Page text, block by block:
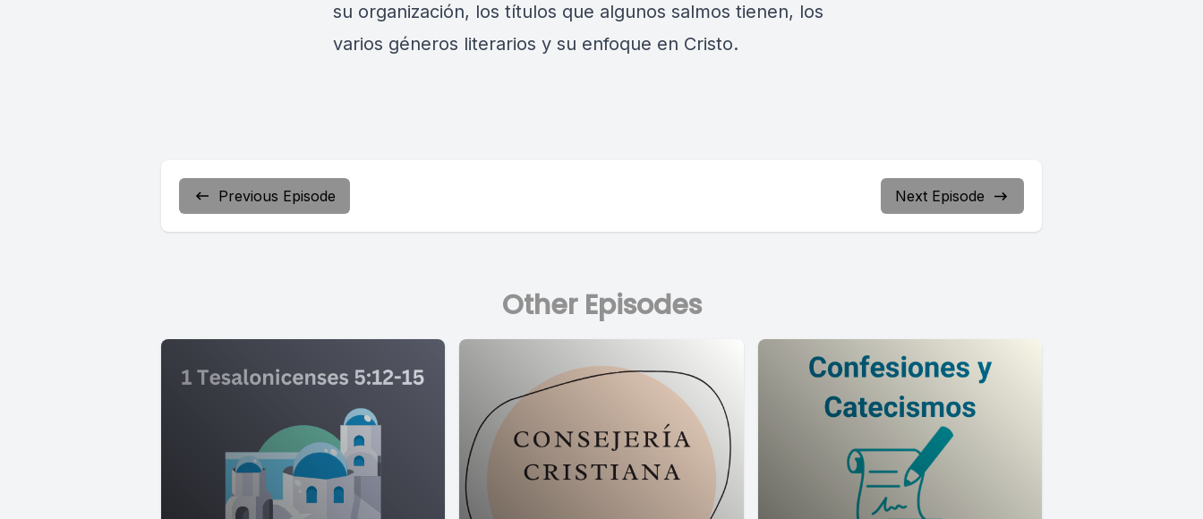
su organización, los títulos que algunos salmos tienen, los
varios géneros literarios y su enfoque en Cristo.
Previous Episode Next Episode
Other Episodes